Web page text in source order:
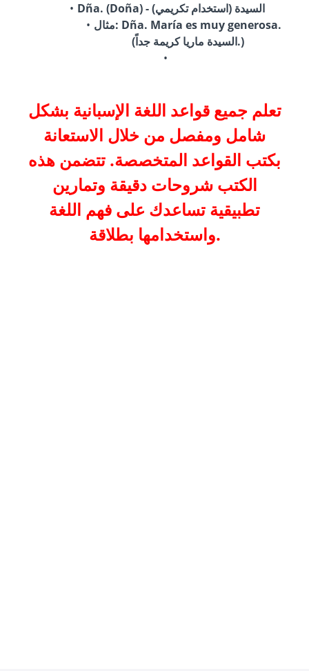
Dña. (Doña) - السيدة (استخدام تكريمي)
مثال: Dña. María es muy generosa.
(السيدة ماريا كريمة جداً.)
تعلم جميع قواعد اللغة الإسبانية بشكل
شامل ومفصل من خلال الاستعانة
بكتب القواعد المتخصصة. تتضمن هذه
الكتب شروحات دقيقة وتمارين
تطبيقية تساعدك على فهم اللغة
واستخدامها بطلاقة.